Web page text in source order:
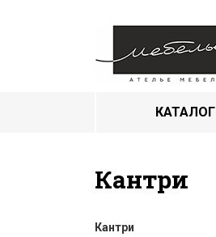
КАТАЛОГ
Кантри
Кантри